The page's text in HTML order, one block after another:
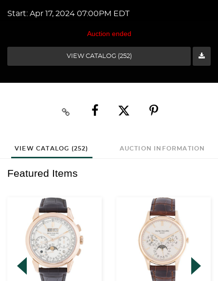
Start: Apr 17, 2024 07:00PM EDT
Auction ended
VIEW CATALOG (252)
VIEW CATALOG (252) AUCTION INFORMATION
Featured Items